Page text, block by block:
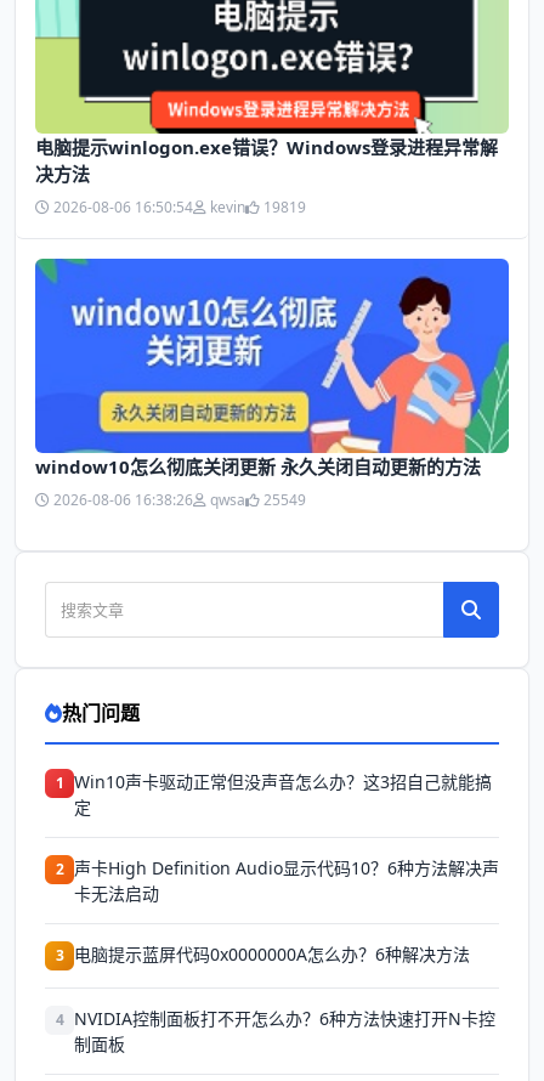
电脑提示winlogon.exe错误？Windows登录进程异常解
决方法
2026-08-06 16:50:54 kevin 19819
window10怎么彻底关闭更新 永久关闭自动更新的方法
2026-08-06 16:38:26 qwsa 25549
热门问题
1 Win10声卡驱动正常但没声音怎么办？这3招自己就能搞
定
2 声卡High Definition Audio显示代码10？6种方法解决声
卡无法启动
3 电脑提示蓝屏代码0x0000000A怎么办？6种解决方法
4 NVIDIA控制面板打不开怎么办？6种方法快速打开N卡控
制面板